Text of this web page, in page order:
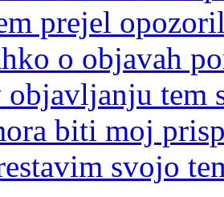
prejel
o objavah
objavljanju tem
biti moj
svojo